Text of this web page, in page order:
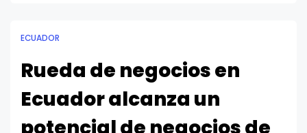
ECUADOR
Rueda de negocios en
Ecuador alcanza un